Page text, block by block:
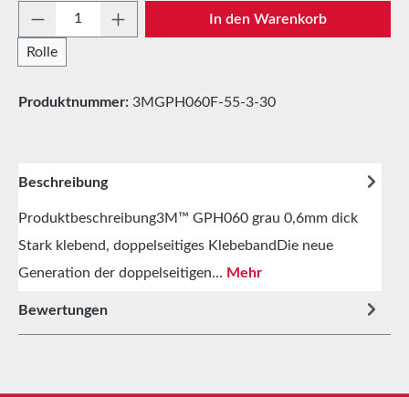
Produkt Anzahl: Gib den gewünschten
Rolle
In den Warenkorb
Produktnummer: 3MGPH060F-55-3-30
Beschreibung
Produktbeschreibung3M™ GPH060 grau 0,6mm dick
Stark klebend, doppelseitiges KlebebandDie neue
Generation der doppelseitigen… Mehr
Bewertungen